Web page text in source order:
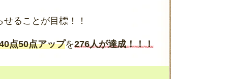
せることが目標！！
点50点アップを276人が達成！！！